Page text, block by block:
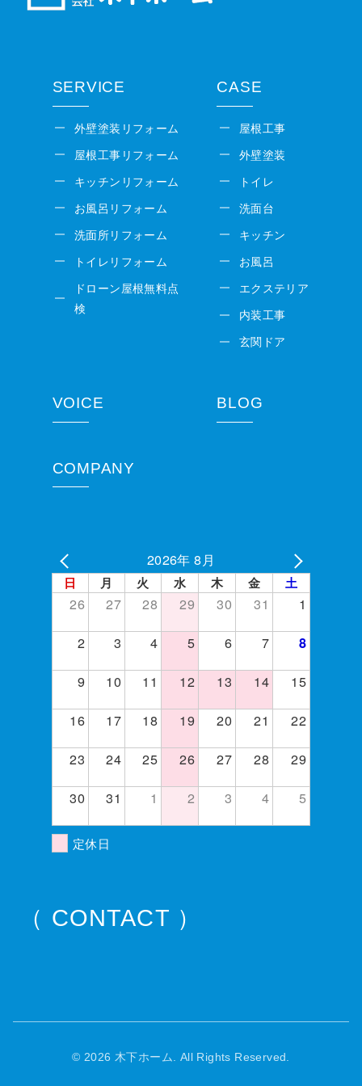
SERVICE
外壁塗装リフォーム
屋根工事リフォーム
キッチンリフォーム
お風呂リフォーム
洗面所リフォーム
トイレリフォーム
ドローン屋根無料点
検
CASE
屋根工事
外壁塗装
トイレ
洗面台
キッチン
お風呂
エクステリア
内装工事
玄関ドア
VOICE BLOG
COMPANY
2026年 8月
日 月 火 水 木 金 土
26 27 28 29 30 31
1
2
3 4 5 6 7 8
9 10 11 12 13 14
15
16
17 18 19 20 21
22
23
24 25 26 27 28
29
30
31 1 2 3 4 5
定休日
（ CONTACT ）
© 2026 木下ホーム. All Rights Reserved.